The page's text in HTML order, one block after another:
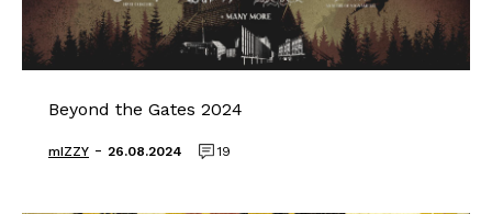
Beyond the Gates 2024
mIZZY - 26.08.2024 19